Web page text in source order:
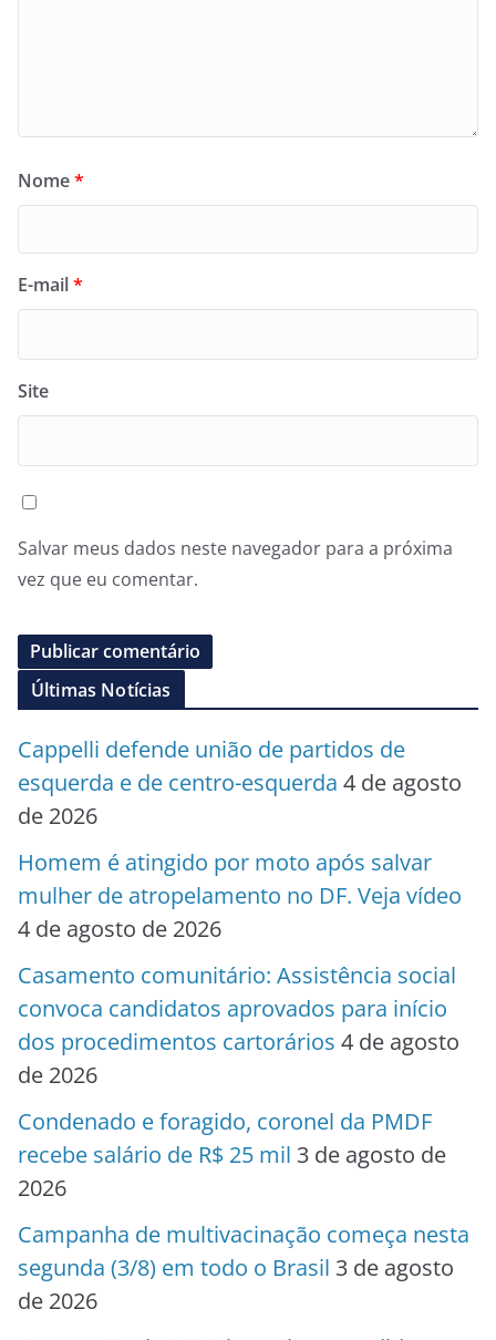
Nome*
E-mail*
Site
Salvar meus dados neste navegador para a próxima
vez que eu comentar.
Últimas Notícias
Cappelli defende união de partidos de
esquerda e de centro-esquerda 4 de agosto
de 2026
Homem é atingido por moto após salvar
mulher de atropelamento no DF. Veja vídeo
4 de agosto de 2026
Casamento comunitário: Assistência social
convoca candidatos aprovados para início
dos procedimentos cartorários 4 de agosto
de 2026
Condenado e foragido, coronel da PMDF
recebe salário de R$ 25 mil 3 de agosto de
2026
Campanha de multivacinação começa nesta
segunda (3/8) em todo o Brasil 3 de agosto
de 2026